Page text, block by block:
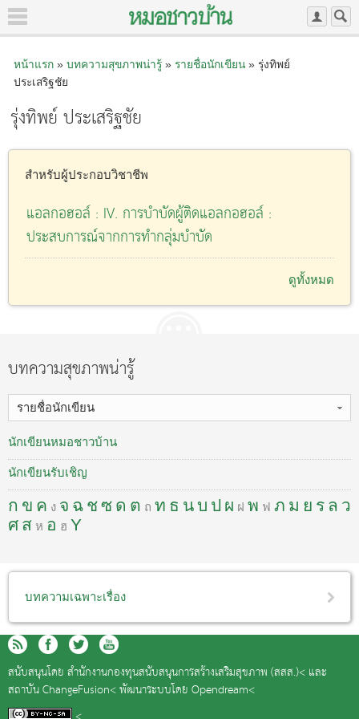
หน้าแรก» บทความสุขภาพน่ารู้» รายชื่อนักเขียน» รุ่งทิพย์
ประเสริฐชัย
รุ่งทิพย์ ประเสริฐชัย
สำหรับผู้ประกอบวิชาชีพ
แอลกอฮอล์ : IV. การบำบัดผู้ติดแอลกอฮอล์ :
ประสบการณ์จากการทำกลุ่มบำบัด
ดูทั้งหมด
บทความสุขภาพน่ารู้
รายชื่อนักเขียน
นักเขียนหมอชาวบ้าน
นักเขียนรับเชิญ
ก ข ค ง จ ฉ ชซ ด ต ถ ท ธ นบ ป ผ ฝ พ ฟ ภ ม ย ร ล ว
ศ ส ห อ ฮ Y
บทความเฉพาะเรื่อง
สนับสนุนโดย สำนักงานกองทุนสนับสนุนการสร้างเสริมสุขภาพ (สสส.)< และ
สถาบัน ChangeFusion<พัฒนาระบบโดย Opendream<